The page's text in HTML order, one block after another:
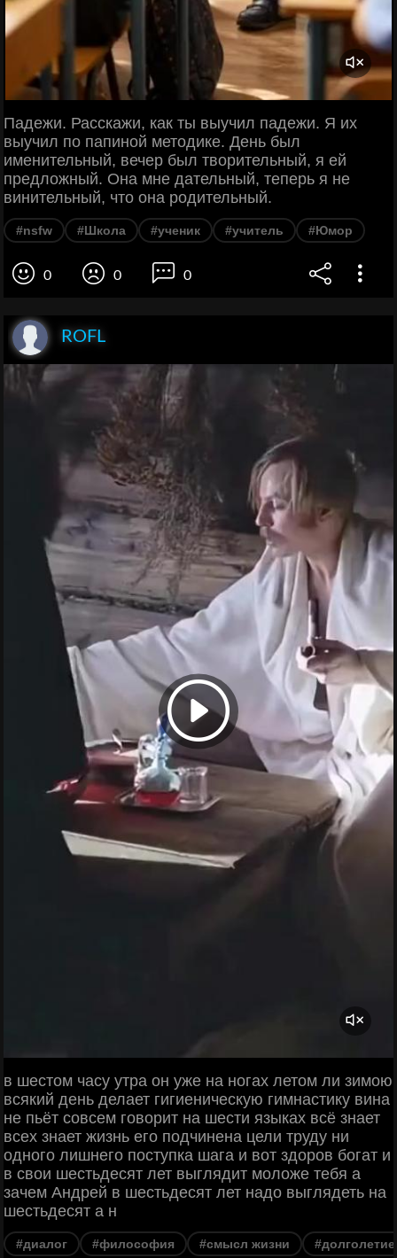
Падежи. Расскажи, как ты выучил падежи. Я их
выучил по папиной методике. День был
именительный, вечер был творительный, я ей
предложный. Она мне дательный, теперь я не
винительный, что она родительный.
#nsfw #Школа #ученик #учитель #Юмор
0 0 0
ROFL
в шестом часу утра он уже на ногах летом ли зимою
всякий день делает гигиеническую гимнастику вина
не пьёт совсем говорит на шести языках всё знает
всех знает жизнь его подчинена цели труду ни
одного лишнего поступка шага и вот здоров богат и
в свои шестьдесят лет выглядит моложе тебя а
зачем Андрей в шестьдесят лет надо выглядеть на
шестьдесят а н
#диалог #философия #смысл жизни #долголетие